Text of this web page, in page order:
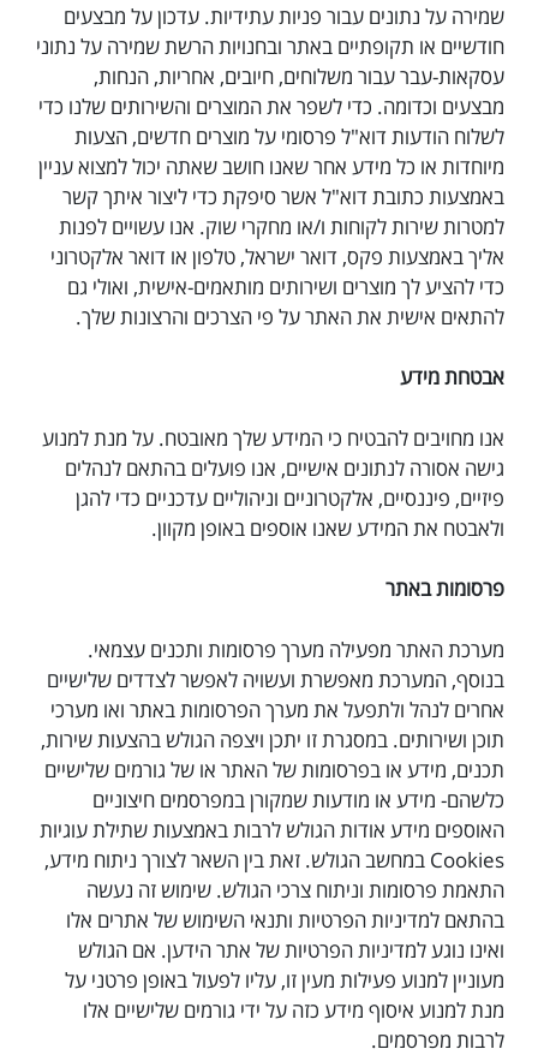
שמירה על נתונים עבור פניות עתידיות. עדכון על מבצעים
חודשיים או תקופתיים באתר ובחנויות הרשת שמירה על נתוני
עסקאות-עבר עבור משלוחים, חיובים, אחריות, הנחות,
מבצעים וכדומה. כדי לשפר את המוצרים והשירותים שלנו כדי
לשלוח הודעות דוא"ל פרסומי על מוצרים חדשים, הצעות
מיוחדות או כל מידע אחר שאנו חושב שאתה יכול למצוא עניין
באמצעות כתובת דוא"ל אשר סיפקת כדי ליצור איתך קשר
למטרות שירות לקוחות ו/או מחקרי שוק. אנו עשויים לפנות
אליך באמצעות פקס, דואר ישראל, טלפון או דואר אלקטרוני
כדי להציע לך מוצרים ושירותים מותאמים-אישית, ואולי גם
להתאים אישית את האתר על פי הצרכים והרצונות שלך.
אבטחת מידע
אנו מחויבים להבטיח כי המידע שלך מאובטח. על מנת למנוע
גישה אסורה לנתונים אישיים, אנו פועלים בהתאם לנהלים
פיזיים, פיננסיים, אלקטרוניים וניהוליים עדכניים כדי להגן
ולאבטח את המידע שאנו אוספים באופן מקוון.
פרסומות באתר
מערכת האתר מפעילה מערך פרסומות ותכנים עצמאי.
בנוסף, המערכת מאפשרת ועשויה לאפשר לצדדים שלישיים
אחרים לנהל ולתפעל את מערך הפרסומות באתר ואו מערכי
תוכן ושירותים. במסגרת זו יתכן ויצפה הגולש בהצעות שירות,
תכנים, מידע או בפרסומות של האתר או של גורמים שלישיים
כלשהם- מידע או מודעות שמקורן במפרסמים חיצוניים
האוספים מידע אודות הגולש לרבות באמצעות שתילת עוגיות
Cookies במחשב הגולש. זאת בין השאר לצורך ניתוח מידע,
התאמת פרסומות וניתוח צרכי הגולש. שימוש זה נעשה
בהתאם למדיניות הפרטיות ותנאי השימוש של אתרים אלו
ואינו נוגע למדיניות הפרטיות של אתר הידען. אם הגולש
מעוניין למנוע פעילות מעין זו, עליו לפעול באופן פרטני על
מנת למנוע איסוף מידע כזה על ידי גורמים שלישיים אלו
לרבות מפרסמים.